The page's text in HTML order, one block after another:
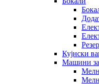
Кујнски
Машини